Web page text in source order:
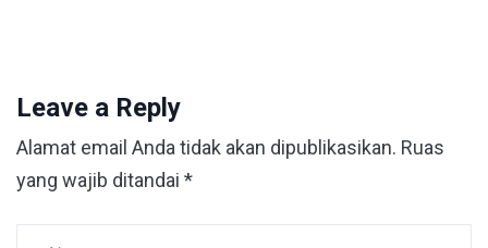
Leave a Reply
Alamat email Anda tidak akan dipublikasikan. Ruas
yang wajib ditandai *